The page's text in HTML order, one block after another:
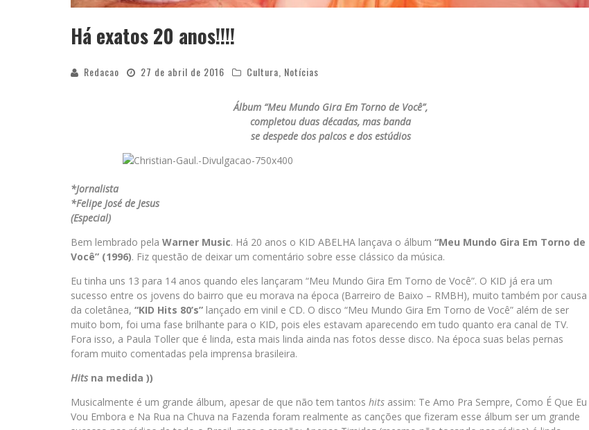
Há exatos 20 anos!!!!
Redacao 27 de abril de 2016 Cultura Notícias
Álbum “Meu Mundo Gira Em Torno de Você”,
completou duas décadas, mas banda
se despede dos palcos e dos estúdios
*Jornalista
*Felipe José de Jesus
(Especial)
Bem lembrado pela Warner Music. Há 20 anos o KID ABELHA lançava o álbum “Meu Mundo Gira Em Torno de
Você” (1996). Fiz questão de deixar um comentário sobre esse clássico da música.
Eu tinha uns 13 para 14 anos quando eles lançaram “Meu Mundo Gira Em Torno de Você”. O KID já era um
sucesso entre os jovens do bairro que eu morava na época (Barreiro de Baixo – RMBH), muito também por causa
da coletânea, “KID Hits 80’s” lançado em vinil e CD. O disco “Meu Mundo Gira Em Torno de Você” além de ser
muito bom, foi uma fase brilhante para o KID, pois eles estavam aparecendo em tudo quanto era canal de TV.
Fora isso, a Paula Toller que é linda, esta mais linda ainda nas fotos desse disco. Na época suas belas pernas
foram muito comentadas pela imprensa brasileira.
Hitsna medida ))
Musicalmente é um grande álbum, apesar de que não tem tantos hits assim: Te Amo Pra Sempre, Como É Que Eu
Vou Embora e Na Rua na Chuva na Fazenda foram realmente as canções que fizeram esse álbum ser um grande